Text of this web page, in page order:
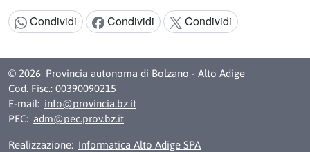
Condividi:
Condividi Condividi Condividi
© 2026 Provincia autonoma di Bolzano - Alto Adige
Cod. Fisc.: 00390090215
E-mail: info@provincia.bz.it
PEC: adm@pec.prov.bz.it
Realizzazione: Informatica Alto Adige SPA